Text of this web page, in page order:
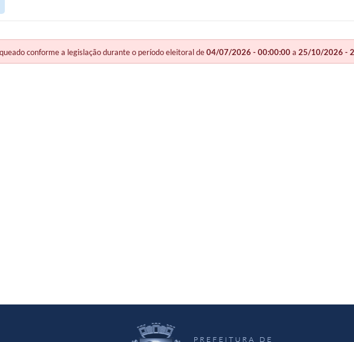
conforme a legislação durante o período eleitoral de04/07/2026 - 00:00:00a 25/10/2026 -